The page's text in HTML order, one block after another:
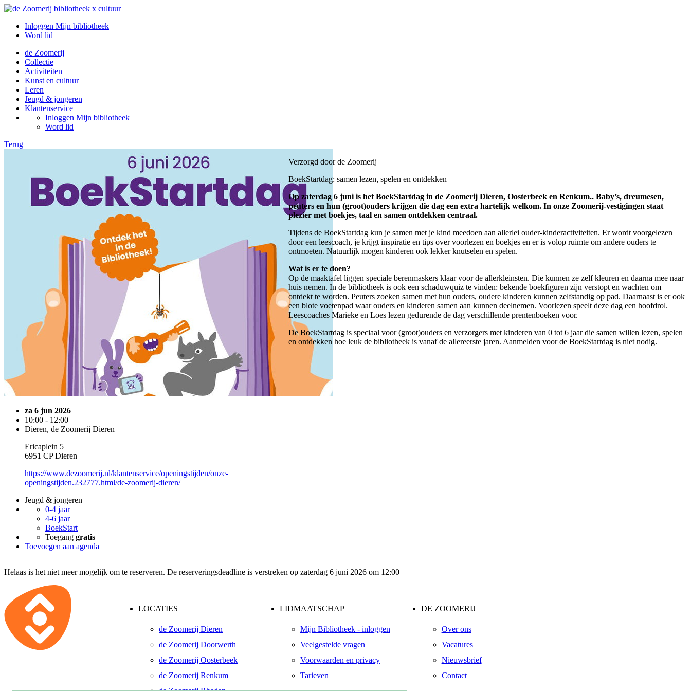
Inloggen Mijn bibliotheek
Word lid
de Zoomerij
Collectie
Activiteiten
Kunst en cultuur
Leren
Jeugd & jongeren
Klantenservice
Inloggen Mijn bibliotheek
Word lid
Terug
za 6 jun 2026
10:00 - 12:00
Dieren, de Zoomerij Dieren
Ericaplein 5
6951 CP Dieren
https://www.dezoomerij.nl/klantenservice/openingstijden/onze-
openingstijden.232777.html/de-zoomerij-dieren/
Jeugd & jongeren
0-4 jaar
4-6 jaar
BoekStart
Toegang gratis
Toevoegen aan agenda
Verzorgd door de Zoomerij
BoekStartdag: samen lezen, spelen en ontdekken
Op zaterdag 6 juni is het BoekStartdag in de Zoomerij Dieren, Oosterbeek en Renkum.. Baby’s, dreumesen,
peuters en hun (groot)ouders krijgen die dag een extra hartelijk welkom. In onze Zoomerij-vestigingen staat
plezier met boekjes, taal en samen ontdekken centraal.
Tijdens de BoekStartdag kun je samen met je kind meedoen aan allerlei ouder‑kinderactiviteiten. Er wordt voorgelezen
door een leescoach, je krijgt inspiratie en tips over voorlezen en boekjes en er is volop ruimte om andere ouders te
ontmoeten. Natuurlijk mogen kinderen ook lekker knutselen en spelen.
Wat is er te doen?
Op de maaktafel liggen speciale berenmaskers klaar voor de allerkleinsten. Die kunnen ze zelf kleuren en daarna mee naar
huis nemen. In de bibliotheek is ook een schaduwquiz te vinden: bekende boekfiguren zijn verstopt en wachten om
ontdekt te worden. Peuters zoeken samen met hun ouders, oudere kinderen kunnen zelfstandig op pad. Daarnaast is er ook
een blote voetenpad waar ouders en kinderen samen aan kunnen deelnemen. Voorlezen speelt deze dag een hoofdrol.
Leescoaches Marieke en Loes lezen gedurende de dag verschillende prentenboeken voor.
De BoekStartdag is speciaal voor (groot)ouders en verzorgers met kinderen van 0 tot 6 jaar die samen willen lezen, spelen
en ontdekken hoe leuk de bibliotheek is vanaf de allereerste jaren. Aanmelden voor de BoekStartdag is niet nodig.
Helaas is het niet meer mogelijk om te reserveren. De reserveringsdeadline is verstreken op zaterdag 6 juni 2026 om 12:00
LOCATIES
de Zoomerij Dieren
de Zoomerij Doorwerth
de Zoomerij Oosterbeek
de Zoomerij Renkum
LIDMAATSCHAP
Mijn Bibliotheek - inloggen
Veelgestelde vragen
Voorwaarden en privacy
Tarieven
DE ZOOMERIJ
Over ons
Vacatures
Nieuwsbrief
Contact